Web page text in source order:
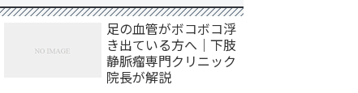
足の血管がボコボコ浮
き出ている方へ｜下肢
静脈瘤専門クリニック
院長が解説